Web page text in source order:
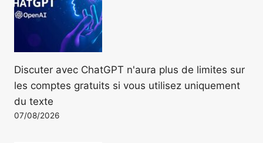
Discuter avec ChatGPT n'aura plus de limites sur
les comptes gratuits si vous utilisez uniquement
du texte
07/08/2026